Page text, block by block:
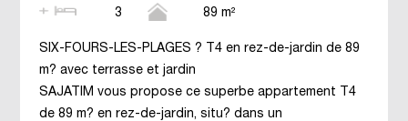
3 89 m²
SIX-FOURS-LES-PLAGES ? T4 en rez-de-jardin de 89
m? avec terrasse et jardin
SAJATIM vous propose ce superbe appartement T4
de 89 m? en rez-de-jardin, situ? dans un